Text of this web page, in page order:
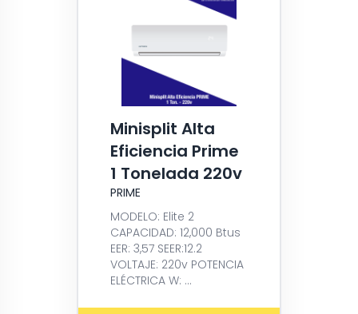
Minisplit Alta
Eficiencia Prime
1 Tonelada 220v
PRIME
MODELO: Elite 2
CAPACIDAD: 12,000 Btus
EER: 3,57 SEER:12.2
VOLTAJE: 220v POTENCIA
ELÉCTRICA W: ...